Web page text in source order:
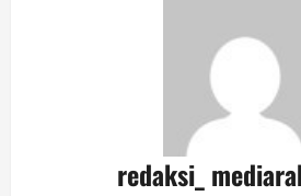
redaksi_